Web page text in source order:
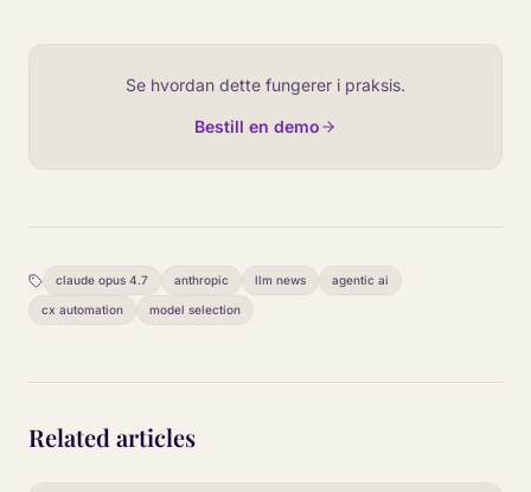
Se hvordan dette fungerer i praksis.
Bestill en demo
claude opus 4.7 anthropic llm news agentic ai
cx automation model selection
Related articles